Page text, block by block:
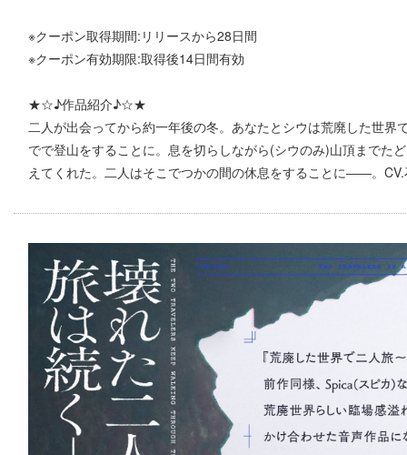
※クーポン取得期間:リリースから28日間
※クーポン有効期限:取得後14日間有効
★☆♪作品紹介♪☆★
二人が出会ってから約一年後の冬。あなたとシウは荒廃した世界
でで登山をすることに。息を切らしながら(シウのみ)山頂までた
えてくれた。二人はそこでつかの間の休息をすることに――。